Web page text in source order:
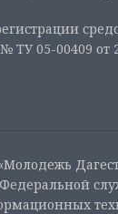
05-00409 от